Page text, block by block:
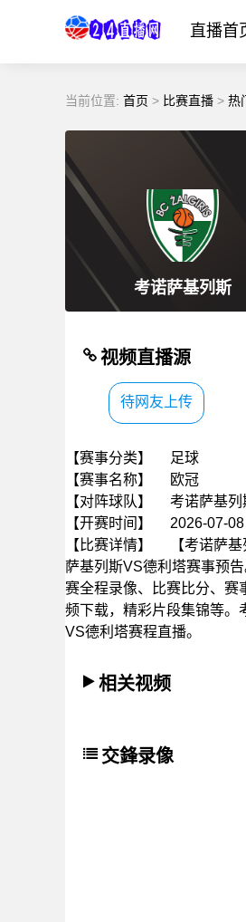
直播首
当前位置: 首页 > 比赛直播 > 热
考诺萨基列斯
视频直播源
待网友上传
【赛事分类】
足球
【赛事名称】
欧冠
【对阵球队】
考诺萨基列
【开赛时间】
2026-07-
【比赛详情】
【考诺萨
萨基列斯VS德利塔赛事预
赛全程录像、比赛比分、赛
频下载，精彩片段集锦等。
VS德利塔赛程直播。
相关视频
交鋒录像